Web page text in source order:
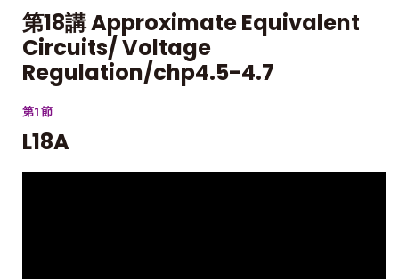
第18講 Approximate Equivalent
Circuits/ Voltage
Regulation/chp4.5-4.7
第1節
L18A